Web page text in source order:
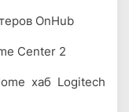
OnHub
Center 2
хаб Logitech